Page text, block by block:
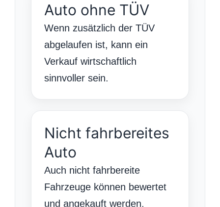
Auto ohne TÜV
Wenn zusätzlich der TÜV
abgelaufen ist, kann ein
Verkauf wirtschaftlich
sinnvoller sein.
Nicht fahrbereites
Auto
Auch nicht fahrbereite
Fahrzeuge können bewertet
und angekauft werden.